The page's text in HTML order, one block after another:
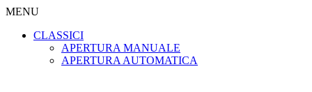
MENU
CLASSICI
APERTURA MANUALE
APERTURA AUTOMATICA